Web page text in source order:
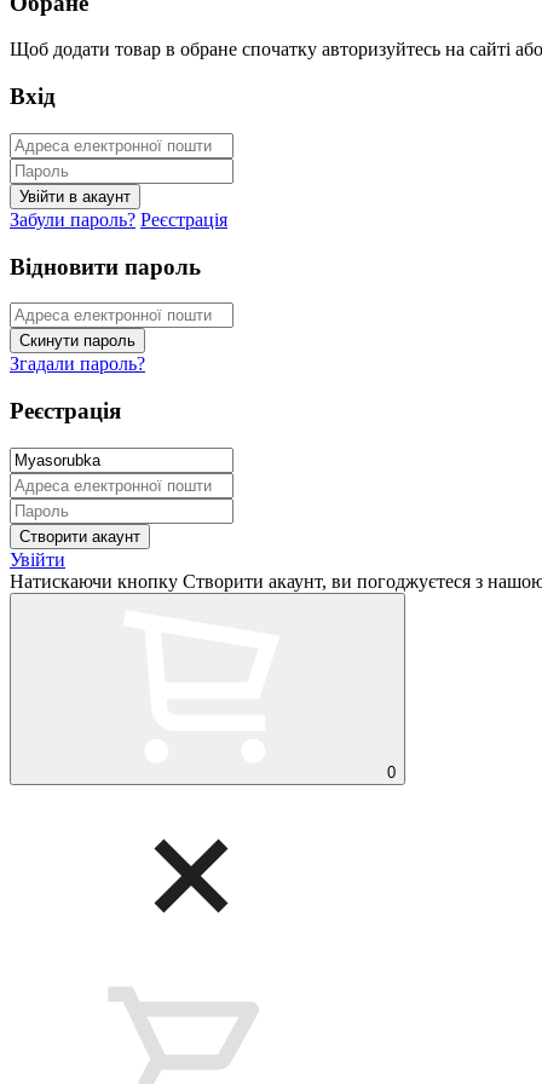
Щоб додати товар в обране спочатку авторизуйтесь на сайті або
Вхід
Забули пароль? Реєстрація
Відновити пароль
Згадали пароль?
Реєстрація
Увійти
Натискаючи кнопку Створити акаунт, ви погоджуєтеся з
0